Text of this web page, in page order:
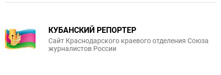
КУБАНСКИЙ РЕПОРТЕР
Сайт Краснодарского краевого отделения Союза
журналистов России